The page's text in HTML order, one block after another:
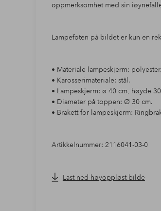
oppmerksomhet med sin
Lampefoten på bildet er kun en
• Materiale lampeskjerm: polyester.
• Karosserimateriale: stål.
• Lampeskjerm: ø 40 cm, høyde
• Diameter på toppen: Ø 30 cm.
• Brakett for lampeskjerm:
Artikkelnummer: 2116041-03-0
Last ned høyoppløst bilde